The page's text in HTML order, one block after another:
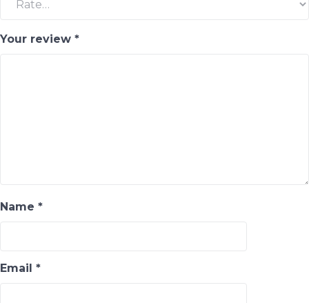
Your review *
Name *
Email *